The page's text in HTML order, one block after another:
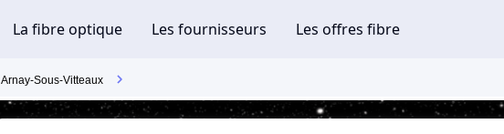
Arnay-Sous-Vitteaux